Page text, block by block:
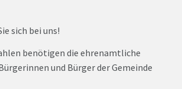
sich bei uns!
benötigen die ehrenamtliche
und Bürger der Gemeinde